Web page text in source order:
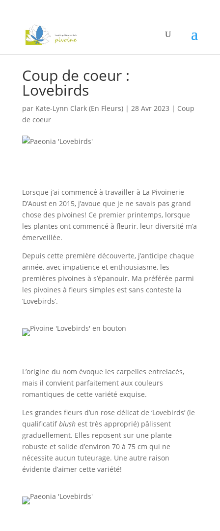
Coup de coeur :
Lovebirds
par Kate-Lynn Clark (En Fleurs)| 28 Avr 2023 | Coup
de coeur
Lorsque j’ai commencé à travailler à La Pivoinerie
D’Aoust en 2015, j’avoue que je ne savais pas grand
chose des pivoines! Ce premier printemps, lorsque
les plantes ont commencé à fleurir, leur diversité m’a
émerveillée.
Depuis cette première découverte, j’anticipe chaque
année, avec impatience et enthousiasme, les
premières pivoines à s’épanouir. Ma préférée parmi
les pivoines à fleurs simples est sans conteste la
‘Lovebirds’.
L’origine du nom évoque les carpelles entrelacés,
mais il convient parfaitement aux couleurs
romantiques de cette variété exquise.
Les grandes fleurs d’un rose délicat de ‘Lovebirds’ (le
qualificatifblushest très approprié) pâlissent
graduellement. Elles reposent sur une plante
robuste et solide d’environ 70 à 75 cm qui ne
nécessite aucun tuteurage. Une autre raison
évidente d’aimer cette variété!